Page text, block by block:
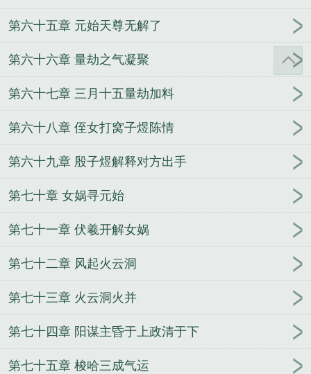
第六十五章 元始天尊无解了
第六十六章 量劫之气凝聚
第六十七章 三月十五量劫加料
第六十八章 侄女打窝子煜陈情
第六十九章 殷子煜解释对方出手
第七十章 女娲寻元始
第七十一章 伏羲开解女娲
第七十二章 风起火云洞
第七十三章 火云洞火并
第七十四章 阳谋主昏于上政清于下
第七十五章 梭哈三成气运